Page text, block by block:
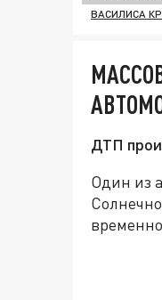
ВАСИЛИСА
ДТП
Один из